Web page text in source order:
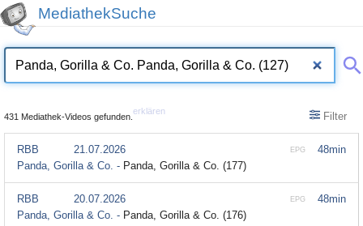
MediathekSuche
431 Mediathek-Videos gefunden.
erklären Filter
48min
EPG
RBB
21.07.2026
Panda, Gorilla & Co. - Panda, Gorilla & Co. (177)
48min
EPG
RBB
20.07.2026
Panda, Gorilla & Co. - Panda, Gorilla & Co. (176)